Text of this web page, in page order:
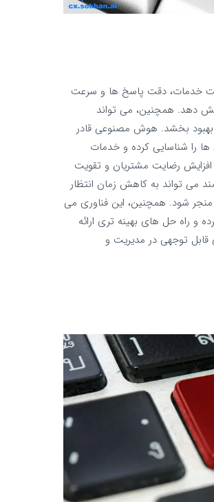
خدمات، دقت پاسخ‌ ها و سرعت
دهد. همچنین، می‌ تواند
بهبود بخشد. هوش مصنوعی قادر
را شناسایی کرده و خدمات
رضایت مشتریان و تقویت
می‌ تواند به کاهش زمان انتظار
شود. همچنین، این فناوری می‌
و راه‌ حل‌ های بهینه‌ تری ارائه
توجهی در مدیریت و